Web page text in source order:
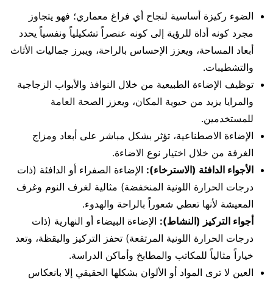
الضوء ركيزة أساسية لنجاح أي فراغ معماري؛ فهو يتجاوز
مجرد كونه أداة للرؤية إلى كونه عنصراً تشكيلياً ونفسياً يحدد
أبعاد المساحة، ويعزز الإحساس بالراحة، ويبرز جماليات الأثاث
والتشطيبات.
توظيف الإضاءة الطبيعية من خلال النوافذ والأبواب الزجاجية
والمرايا يزيد من حيوية المكان، ويعزز الصحة العامة
للمستخدمين.
الإضاءة الاصطناعية، تؤثر بشكل مباشر على أبعاد ومزاج
الغرفة من خلال اختيار نوع الاضاءة.
الأجواء الدافئة (الاسترخاء): الإضاءة الصفراء أو الدافئة (ذات
درجات الحرارة اللونية المنخفضة) مثالية لغرف النوم وغرف
المعيشة لأنها تعطي شعوراً بالراحة والهدوء.
أجواء التركيز (النشاط): الإضاءة البيضاء أو النهارية (ذات
درجات الحرارة اللونية المرتفعة) تحفز التركيز واليقظة، وتعد
خياراً مثالياً للمكاتب والمطابخ وأماكن الدراسة.
العين لا ترى المواد أو الألوان بشكلها الحقيقي إلا بانعكاس